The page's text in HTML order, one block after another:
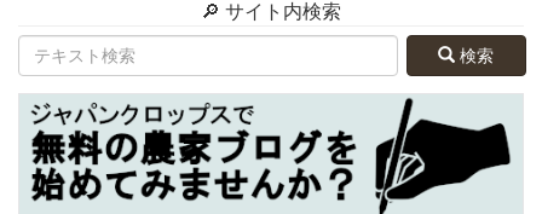
🔎 サイト内検索
検索